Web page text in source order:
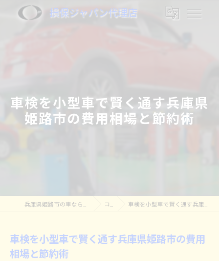
損保ジャパン代理店
車検を小型車で賢く通す兵庫県
姫路市の費用相場と節約術
コラム 車検を小型車で賢く通す兵庫県姫路市の費用相場と節約術
車検を小型車で賢く通す兵庫県姫路市の費用
相場と節約術